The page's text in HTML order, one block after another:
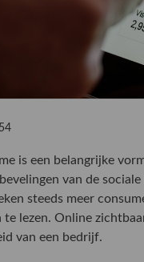
is een belangrijke
van de
steeds meer
te lezen. Online
van een bedrijf.